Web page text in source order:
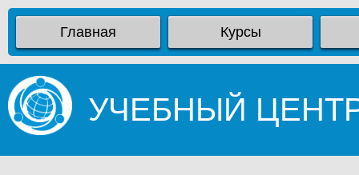
Главная Курсы
УЧЕБНЫЙ